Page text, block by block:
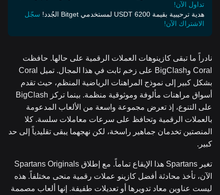
تداول الآن!
هدية ترحيبية بقيمة 6200 USDT لمستخدمي Bitget الجُدد!
سجّل
الاشتراك الآن!
نادراً ما تبقى كازينوهات العملات الرقمية على حالها. حافظت
Coral وBigClash على زخم ثابت في هذا المجال. تميل Coral
بشكل كبير إلى نموذج المراهنات الرياضية المنظم، حيث تقدم
أسواق مراهنات مألوفة وموثوقية منظمة. بينما تركز BigClash
على التنوع، إذ تعرض مجموعة واسعة من الألعاب المدعومة
بالعملات الرقمية وتحافظ على سرعات معاملات سلسة. كلا
المنصتين تخدمان جماهير راسخة، لكن نهجهما يبقى تقليدياً إلى حد
كبير.
تغير Spartans هذا الإيقاع تماماً. مع إطلاق Spartans Originals
الآن، تأخذ محادثة أفضل كازينو عملات رقمية منحى مختلفاً. هذه
ليست عناوين معاد تدويرها أو تعديلات طفيفة. إنها ألعاب مصممة